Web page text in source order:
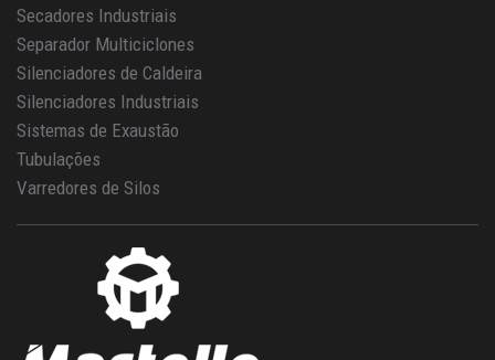
Secadores Industriais
Separador Multiciclones
Silenciadores de Caldeira
Silenciadores Industriais
Sistemas de Exaustão
Tubulações
Varredores de Silos